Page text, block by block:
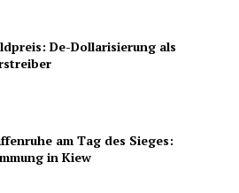
De-Dollarisierung als
am Tag des Sieges:
in Kiew